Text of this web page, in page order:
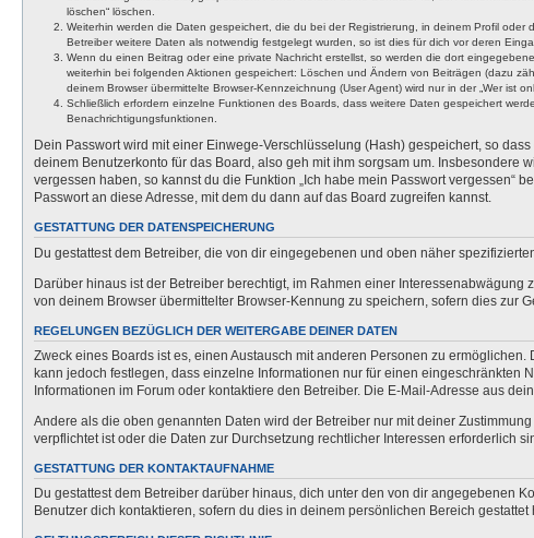
löschen“ löschen.
Weiterhin werden die Daten gespeichert, die du bei der Registrierung, in deinem Profil
Betreiber weitere Daten als notwendig festgelegt wurden, so ist dies für dich vor deren
Wenn du einen Beitrag oder eine private Nachricht erstellst, so werden die dort
weiterhin bei folgenden Aktionen gespeichert: Löschen und Ändern von Beiträgen (dazu
deinem Browser übermittelte Browser-Kennzeichnung (User Agent) wird nur in der „Wer ist
Schließlich erfordern einzelne Funktionen des Boards, dass weitere Daten gespeichert
Benachrichtigungsfunktionen.
Dein Passwort wird mit einer Einwege-Verschlüsselung (Hash) gespeichert, so
deinem Benutzerkonto für das Board, also geh mit ihm sorgsam um. Insbesondere
vergessen haben, so kannst du die Funktion „Ich habe mein Passwort
Passwort an diese Adresse, mit dem du dann auf das Board zugreifen kannst.
GESTATTUNG DER DATENSPEICHERUNG
Du gestattest dem Betreiber, die von dir eingegebenen und oben näher
Darüber hinaus ist der Betreiber berechtigt, im Rahmen einer
von deinem Browser übermittelter Browser-Kennung zu speichern, sofern dies zur
REGELUNGEN BEZÜGLICH DER WEITERGABE DEINER DATEN
Zweck eines Boards ist es, einen Austausch mit anderen Personen zu
kann jedoch festlegen, dass einzelne Informationen nur für einen eingeschränkten
Informationen im Forum oder kontaktiere den Betreiber. Die E-Mail-Adresse aus
Andere als die oben genannten Daten wird der Betreiber nur mit deiner
verpflichtet ist oder die Daten zur Durchsetzung rechtlicher Interessen erforderlich
GESTATTUNG DER KONTAKTAUFNAHME
Du gestattest dem Betreiber darüber hinaus, dich unter den von dir angegebenen
Benutzer dich kontaktieren, sofern du dies in deinem persönlichen Bereich gestattet